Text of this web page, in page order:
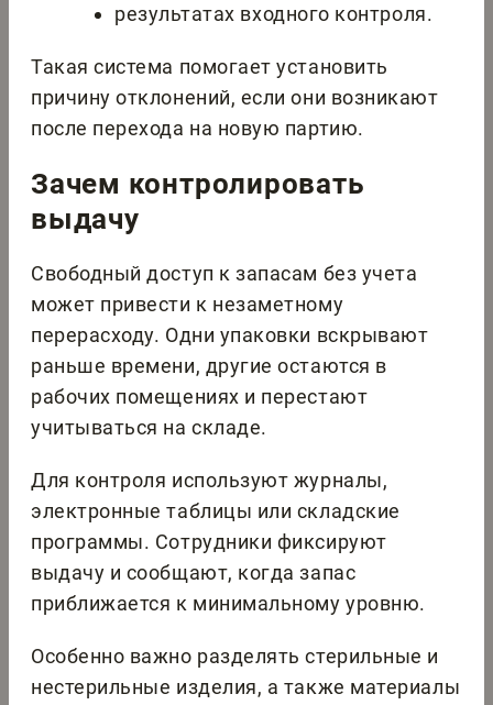
результатах входного контроля.
Такая система помогает установить
причину отклонений, если они возникают
после перехода на новую партию.
Зачем контролировать
выдачу
Свободный доступ к запасам без учета
может привести к незаметному
перерасходу. Одни упаковки вскрывают
раньше времени, другие остаются в
рабочих помещениях и перестают
учитываться на складе.
Для контроля используют журналы,
электронные таблицы или складские
программы. Сотрудники фиксируют
выдачу и сообщают, когда запас
приближается к минимальному уровню.
Особенно важно разделять стерильные и
нестерильные изделия, а также материалы